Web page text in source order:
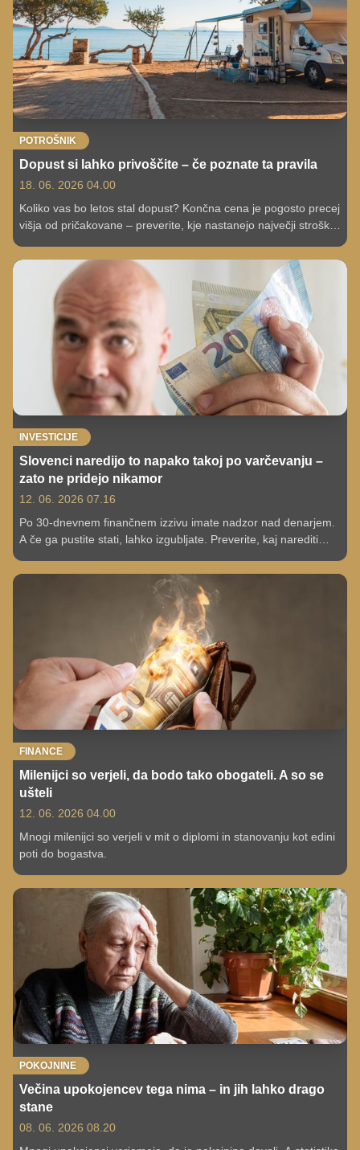
POTROŠNIK
Dopust si lahko privoščite – če poznate ta pravila
18. 06. 2026 04.00
Koliko vas bo letos stal dopust? Končna cena je pogosto precej
višja od pričakovane – preverite, kje nastanejo največji stroški
INVESTICIJE
Slovenci naredijo to napako takoj po varčevanju –
zato ne pridejo nikamor
12. 06. 2026 07.16
Po 30-dnevnem finančnem izzivu imate nadzor nad denarjem.
A če ga pustite stati, lahko izgubljate. Preverite, kaj narediti
FINANCE
Milenijci so verjeli, da bodo tako obogateli. A so se
ušteli
12. 06. 2026 04.00
Mnogi milenijci so verjeli v mit o diplomi in stanovanju kot edini
poti do bogastva.
POKOJNINE
Večina upokojencev tega nima – in jih lahko drago
stane
08. 06. 2026 08.20